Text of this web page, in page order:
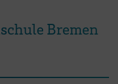
Bremen